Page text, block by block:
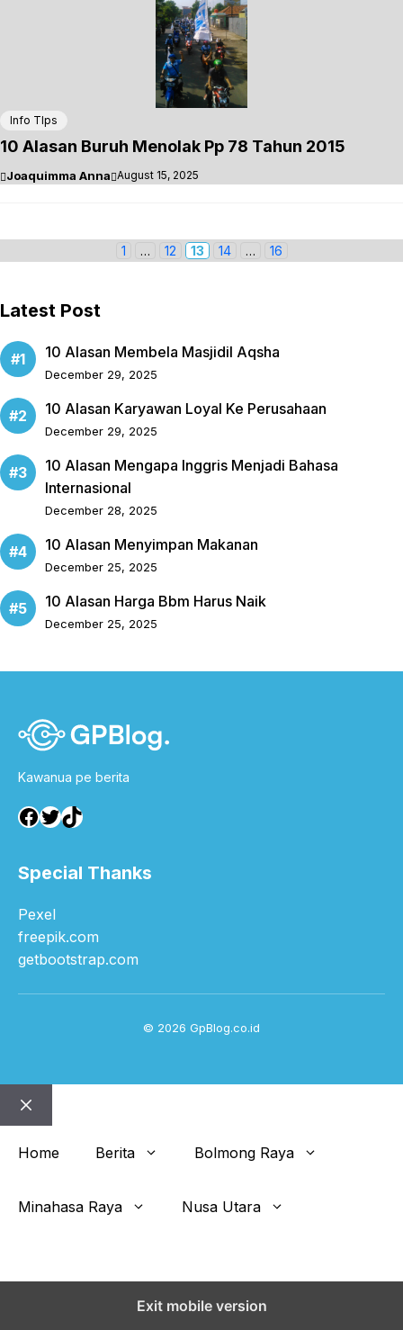
Info TIps
10 Alasan Buruh Menolak Pp 78 Tahun 2015
Joaquimma Anna August 15, 2025
P1 …
P
12
P
13
P
14 …
P
16
Latest Post
10 Alasan Membela Masjidil Aqsha
December 29, 2025
10 Alasan Karyawan Loyal Ke Perusahaan
December 29, 2025
10 Alasan Mengapa Inggris Menjadi Bahasa
Internasional
December 28, 2025
10 Alasan Menyimpan Makanan
December 25, 2025
10 Alasan Harga Bbm Harus Naik
December 25, 2025
Kawanua pe berita
Facebook
Twitter
TikTok
Special Thanks
Pexel
freepik.com
getbootstrap.com
© 2026 GpBlog.co.id
Close
Home
Berita Bolmong Raya
Minahasa Raya Nusa Utara
Exit mobile version